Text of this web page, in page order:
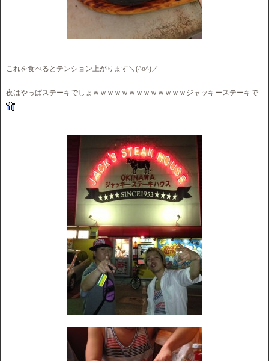
これを食べるとテンション上がります＼(^o^)／
夜はやっぱステーキでしょｗｗｗｗｗｗｗｗｗｗｗｗｗジャッキーステーキで